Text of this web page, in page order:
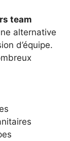
team
alternative
d’équipe.